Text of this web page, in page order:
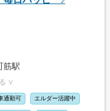
筋駅
∨
通勤可 エルダー活躍中